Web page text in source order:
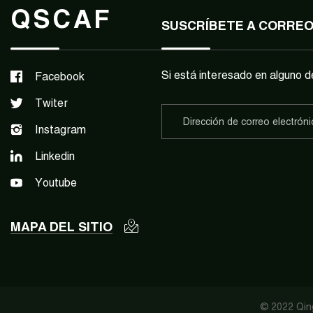
QSCAF
Facebook
Twiter
Instagram
Linkedin
Youtube
MAPA DEL SITIO
SUSCRÍBETE A
Si está interesado en alguno
© 2022